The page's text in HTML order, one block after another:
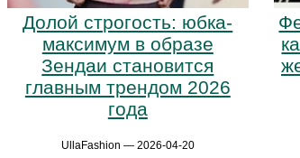
Долой строгость: юбка-
максимум в образе
Зендаи становится
главным трендом 2026
года
UllaFashion — 2026-04-20